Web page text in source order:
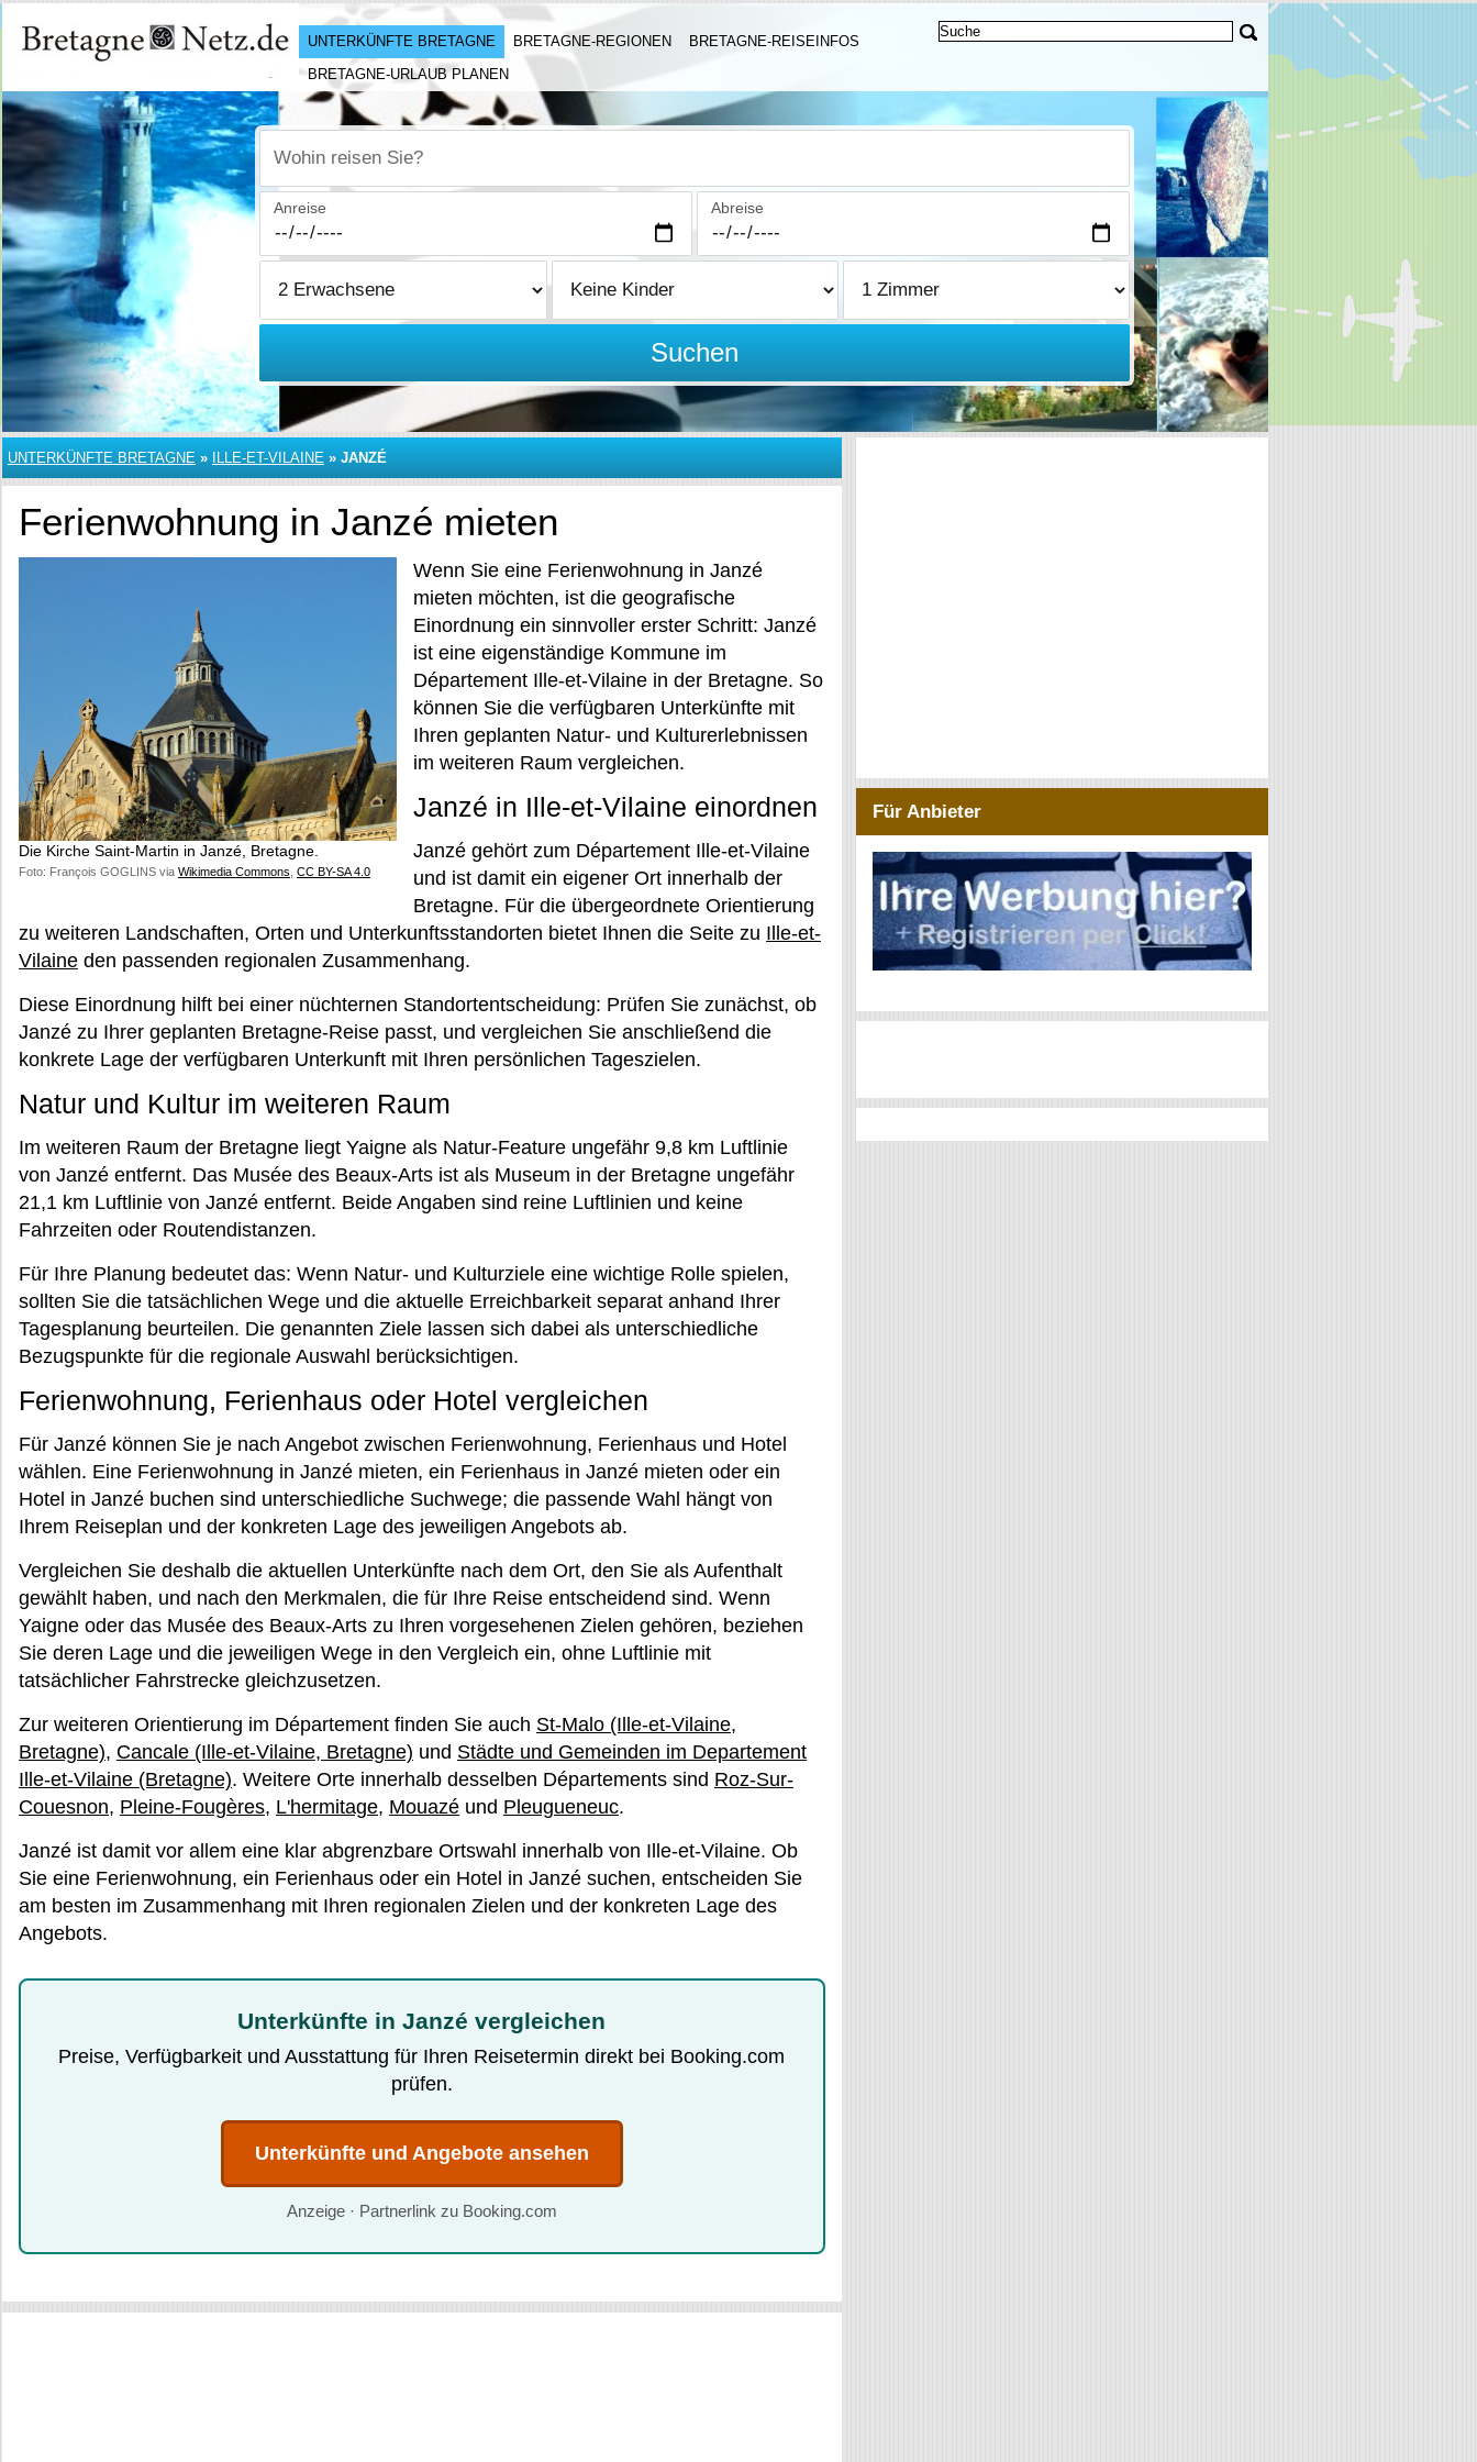
UNTERKÜNFTE BRETAGNE BRETAGNE-REGIONEN
BRETAGNE-REISEINFOS
BRETAGNE-URLAUB PLANEN
Wohin reisen Sie?
Anreise Abreise
Suchen
UNTERKÜNFTE BRETAGNE » ILLE-ET-VILAINE » JANZÉ
Ferienwohnung in Janzé mieten
Die Kirche Saint-Martin in Janzé, Bretagne.
Foto: François GOGLINS via Wikimedia Commons CC BY-SA 4.0
Wenn Sie eine Ferienwohnung in Janzé
mieten möchten, ist die geografische
Einordnung ein sinnvoller erster Schritt: Janzé
ist eine eigenständige Kommune im
Département Ille-et-Vilaine in der Bretagne. So
können Sie die verfügbaren Unterkünfte mit
Ihren geplanten Natur- und Kulturerlebnissen
im weiteren Raum vergleichen.
Janzé in Ille-et-Vilaine einordnen
Janzé gehört zum Département Ille-et-Vilaine
und ist damit ein eigener Ort innerhalb der
Bretagne. Für die übergeordnete Orientierung
zu weiteren Landschaften, Orten und Unterkunftsstandorten bietet Ihnen die Seite zu Ille-et-
Vilaine den passenden regionalen Zusammenhang.
Diese Einordnung hilft bei einer nüchternen Standortentscheidung: Prüfen Sie zunächst, ob
Janzé zu Ihrer geplanten Bretagne-Reise passt, und vergleichen Sie anschließend die
konkrete Lage der verfügbaren Unterkunft mit Ihren persönlichen Tageszielen.
Natur und Kultur im weiteren Raum
Im weiteren Raum der Bretagne liegt Yaigne als Natur-Feature ungefähr 9,8 km Luftlinie
von Janzé entfernt. Das Musée des Beaux-Arts ist als Museum in der Bretagne ungefähr
21,1 km Luftlinie von Janzé entfernt. Beide Angaben sind reine Luftlinien und keine
Fahrzeiten oder Routendistanzen.
Für Ihre Planung bedeutet das: Wenn Natur- und Kulturziele eine wichtige Rolle spielen,
sollten Sie die tatsächlichen Wege und die aktuelle Erreichbarkeit separat anhand Ihrer
Tagesplanung beurteilen. Die genannten Ziele lassen sich dabei als unterschiedliche
Bezugspunkte für die regionale Auswahl berücksichtigen.
Ferienwohnung, Ferienhaus oder Hotel vergleichen
Für Janzé können Sie je nach Angebot zwischen Ferienwohnung, Ferienhaus und Hotel
wählen. Eine Ferienwohnung in Janzé mieten, ein Ferienhaus in Janzé mieten oder ein
Hotel in Janzé buchen sind unterschiedliche Suchwege; die passende Wahl hängt von
Ihrem Reiseplan und der konkreten Lage des jeweiligen Angebots ab.
Vergleichen Sie deshalb die aktuellen Unterkünfte nach dem Ort, den Sie als Aufenthalt
gewählt haben, und nach den Merkmalen, die für Ihre Reise entscheidend sind. Wenn
Yaigne oder das Musée des Beaux-Arts zu Ihren vorgesehenen Zielen gehören, beziehen
Sie deren Lage und die jeweiligen Wege in den Vergleich ein, ohne Luftlinie mit
tatsächlicher Fahrstrecke gleichzusetzen.
Zur weiteren Orientierung im Département finden Sie auch St-Malo (Ille-et-Vilaine,
Bretagne), Cancale (Ille-et-Vilaine, Bretagne) und Städte und Gemeinden im Departement
Ille-et-Vilaine (Bretagne). Weitere Orte innerhalb desselben Départements sind Roz-Sur-
Couesnon, Pleine-Fougères, L'hermitage, Mouazé und Pleugueneuc.
Janzé ist damit vor allem eine klar abgrenzbare Ortswahl innerhalb von Ille-et-Vilaine. Ob
Sie eine Ferienwohnung, ein Ferienhaus oder ein Hotel in Janzé suchen, entscheiden Sie
am besten im Zusammenhang mit Ihren regionalen Zielen und der konkreten Lage des
Angebots.
Unterkünfte in Janzé vergleichen
Preise, Verfügbarkeit und Ausstattung für Ihren Reisetermin direkt bei Booking.com
prüfen.
Unterkünfte und Angebote ansehen
Anzeige · Partnerlink zu Booking.com
Für Anbieter